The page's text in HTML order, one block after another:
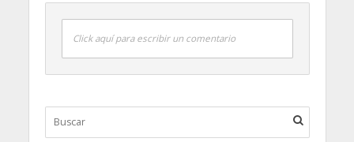
Click aquí para escribir un comentario